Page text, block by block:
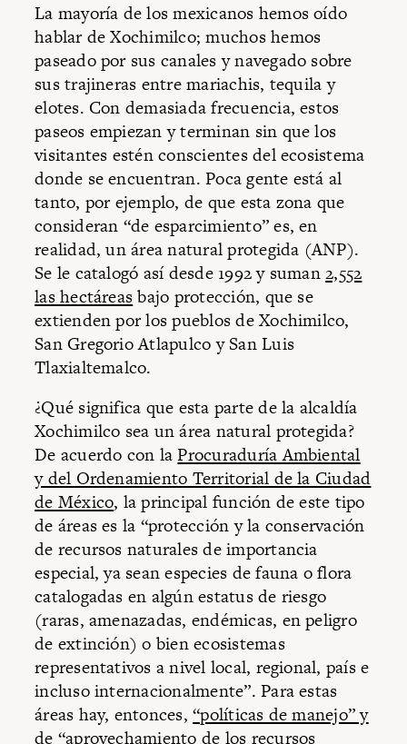
La mayoría de los mexicanos hemos oído
hablar de Xochimilco; muchos hemos
paseado por sus canales y navegado sobre
sus trajineras entre mariachis, tequila y
elotes. Con demasiada frecuencia, estos
paseos empiezan y terminan sin que los
visitantes estén conscientes del ecosistema
donde se encuentran. Poca gente está al
tanto, por ejemplo, de que esta zona que
consideran “de esparcimiento” es, en
realidad, un área natural protegida (ANP).
Se le catalogó así desde 1992 y suman2,552
las hectáreasbajo protección, que se
extienden por los pueblos de Xochimilco,
San Gregorio Atlapulco y San Luis
Tlaxialtemalco.
¿Qué significa que esta parte de la alcaldía
Xochimilco sea un área natural protegida?
De acuerdo con laProcuraduría Ambiental
y del Ordenamiento Territorial de la Ciudad
de México, la principal función de este tipo
de áreas es la “protección y la conservación
de recursos naturales de importancia
especial, ya sean especies de fauna o flora
catalogadas en algún estatus de riesgo
(raras, amenazadas, endémicas, en peligro
de extinción) o bien ecosistemas
representativos a nivel local, regional, país e
incluso internacionalmente”. Para estas
áreas hay, entonces,“políticas de manejo” y
de “aprovechamiento de los recursos